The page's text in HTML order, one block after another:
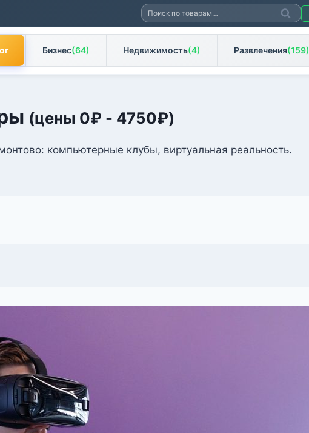
Искать:
Поиск
Бизнес(64) Недвижимость(4) Развлечения(159)
(цены 0₽ - 4750₽)
компьютерные клубы, виртуальная реальность.